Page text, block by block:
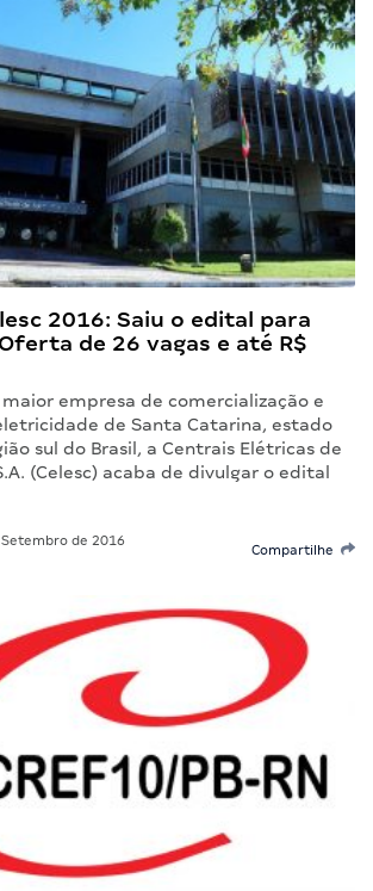
2016: Saiu o edital para
de 26 vagas e até R$
empresa de comercialização e
de Santa Catarina, estado
sul do Brasil, a Centrais Elétricas de
(Celesc) acaba de divulgar o edital
de 2016
Compartilhe